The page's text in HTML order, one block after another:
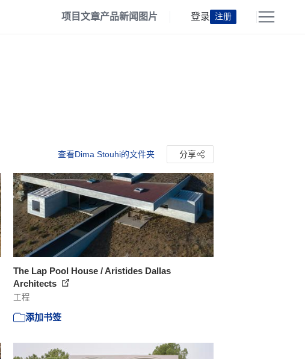
项目文章产品新闻 图片 登录 注册
查看Dima Stouhi的文件夹 分享
The Lap Pool House / Aristides Dallas
Architects
工程
添加书签